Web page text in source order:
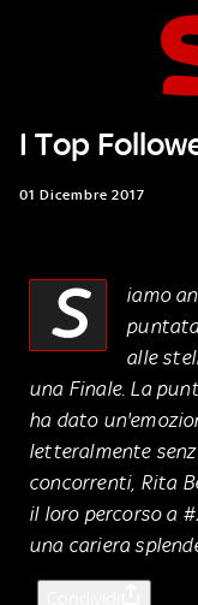
Cos’altro vedere:
PROGRAMMI SKY
SKY.IT
I Top
01 Dicembre 2017
S
iamo
alle
una Finale. La
ha dato
letteralmente
concorrenti, Rita
il loro percorso a
una cariera